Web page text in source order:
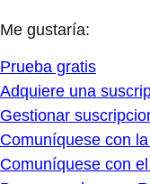
Me gustaría:
Prueba gratis
Adquiere una
Gestionar
Comuníquese con
Comuníquese con